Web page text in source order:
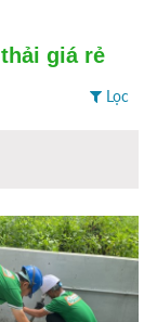
giá rẻ
Lọc